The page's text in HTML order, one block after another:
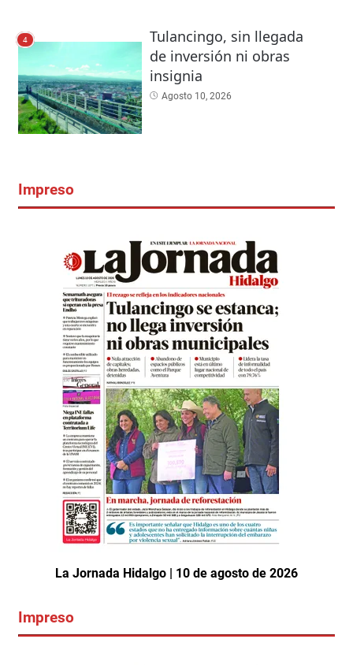
4
Tulancingo, sin llegada
de inversión ni obras
insignia
Agosto 10, 2026
Impreso
La Jornada Hidalgo | 10 de agosto de 2026
Impreso